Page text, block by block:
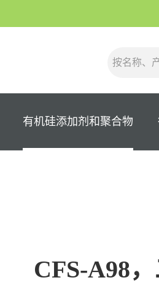
有机硅添加剂和聚合物
CFS-A98